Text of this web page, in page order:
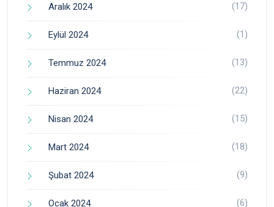
Aralık 2024 (17)
Eylül 2024 (1)
Temmuz 2024 (13)
Haziran 2024 (22)
Nisan 2024 (15)
Mart 2024 (18)
Şubat 2024 (9)
Ocak 2024 (6)